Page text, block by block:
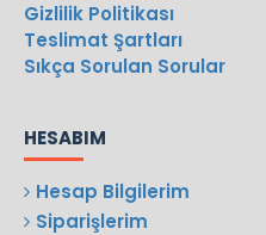
Gizlilik Politikası
Teslimat Şartları
Sıkça Sorulan Sorular
HESABIM
Hesap Bilgilerim
Siparişlerim